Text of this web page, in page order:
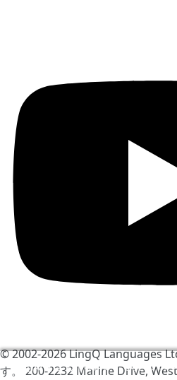
LingQをより快適にするため
© 2002-2026LingQ Languages
す。 200-2232 Marine Drive,